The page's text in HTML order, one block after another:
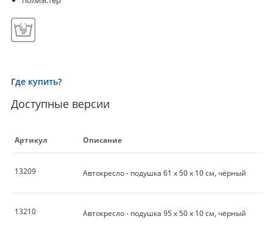
Где купить?
Доступные версии
Артикул Описание
13209 Автокресло - подушка 61 х 50 х 10 см, чёрный
13210 Автокресло - подушка 95 х 50 х 10 см, чёрный